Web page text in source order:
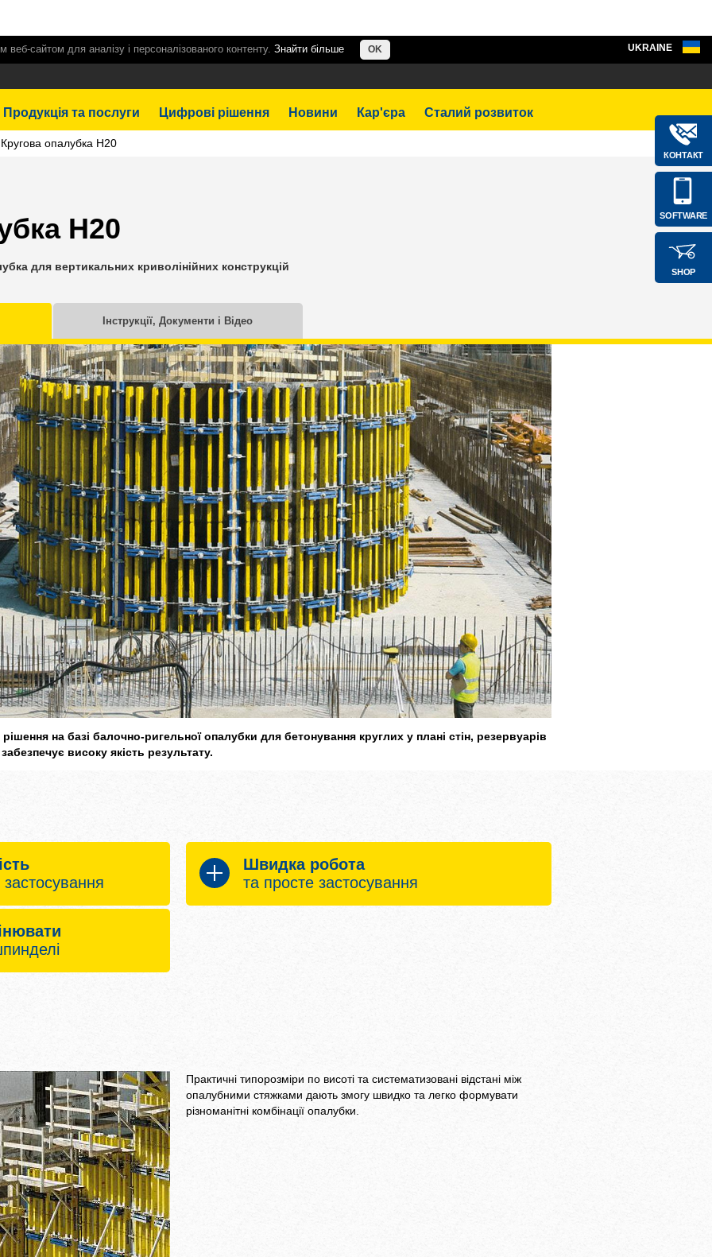
сайтом для аналізу і персоналізованого контенту. Знайти більше OK
Продукція та послуги Цифрові рішення Новини Кар'єра Сталий розвиток
КОНТАКТ
SOFTWARE
SHOP
UKRAINE
Кругова опалубка Н20
H20
для вертикальних криволінійних конструкцій
Інструкції, Документи і Відео
на базі балочно-ригельної опалубки для бетонування круглих у плані стін, резервуарів
високу якість результату.
застосування
стяжок – одна
потрібний радіус
плита
Швидка робота
та просте застосування
радус просто контролювати,
використовуючи шаблони
Практичні типорозміри по висоті та систематизовані відстані між
опалубними стяжками дають змогу швидко та легко формувати
різноманітні комбінації опалубки.